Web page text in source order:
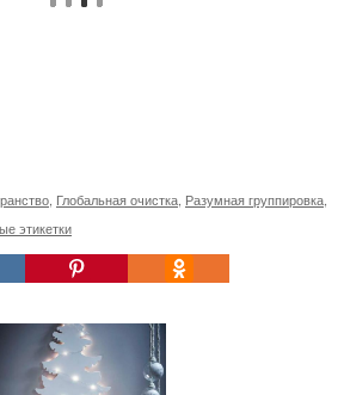
Глобальная очистка Разумная группировка
этикетки